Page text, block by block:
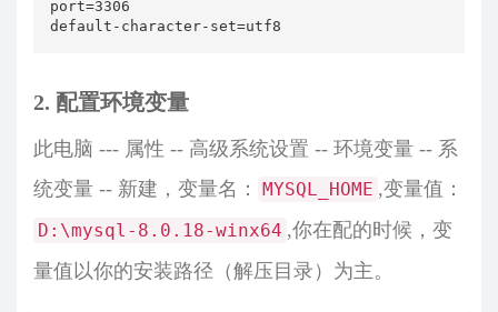
port=3306
2. 配置环境变量
此电脑 --- 属性 -- 高级系统设置 -- 环境变量 -- 系
统变量 -- 新建，变量名：
MYSQL_HOME ,变量值：
D:\mysql-8.0.18-winx64 ,你在配的时候，变
量值以你的安装路径（解压目录）为主。